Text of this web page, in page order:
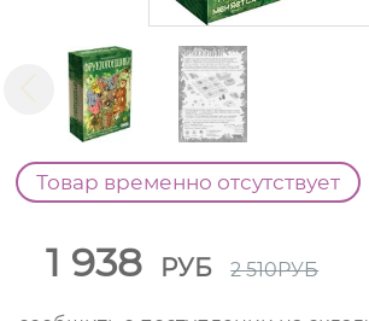
Товар временно отсутствует
1 938 РУБ 2 510РУБ